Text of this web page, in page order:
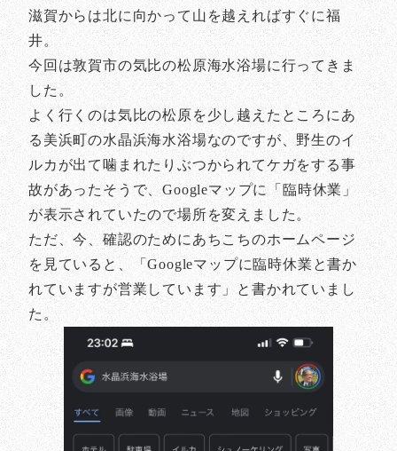
滋賀からは北に向かって山を越えればすぐに福
井。
今回は敦賀市の気比の松原海水浴場に行ってきま
した。
よく行くのは気比の松原を少し越えたところにあ
る美浜町の水晶浜海水浴場なのですが、野生のイ
ルカが出て噛まれたりぶつかられてケガをする事
故があったそうで、Googleマップに「臨時休業」
が表示されていたので場所を変えました。
ただ、今、確認のためにあちこちのホームページ
を見ていると、「Googleマップに臨時休業と書か
れていますが営業しています」と書かれていまし
た。